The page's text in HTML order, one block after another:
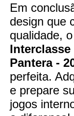
Em
design que
qualidade, o
Pantera -
perfeita.
e prepare
jogos